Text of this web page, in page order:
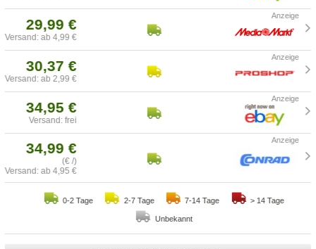
29,99 €
Versand: ab 4,99 €
30,37 €
Versand: ab 2,99 €
34,95 €
Versand: frei
34,99 €
(€ /)
Versand: ab 4,95 €
0-2 Tage 2-7 Tage 7-14 Tage > 14 Tage
Unbekannt